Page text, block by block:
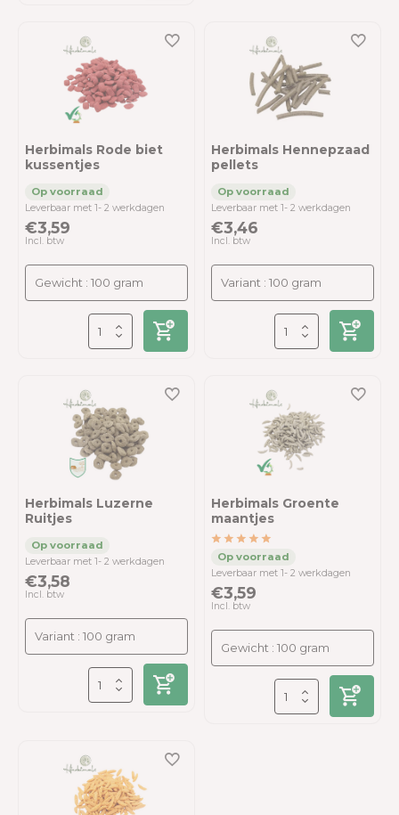
Herbimals Rode biet
kussentjes
Leverbaar met 1- 2 werkdagen
€3,59
Incl. btw
Herbimals Hennepzaad
pellets
Leverbaar met 1- 2 werkdagen
€3,46
Incl. btw
Herbimals Luzerne
Ruitjes
Leverbaar met 1- 2 werkdagen
€3,58
Incl. btw
Herbimals Groente
maantjes
Leverbaar met 1- 2 werkdagen
€3,59
Incl. btw